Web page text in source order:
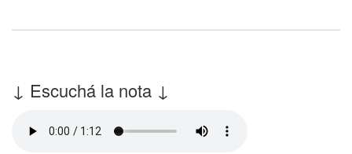
↓ Escuchá la nota ↓